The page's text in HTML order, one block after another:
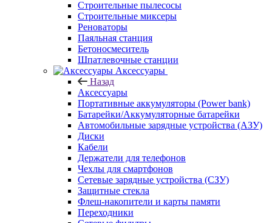
Строительные пылесосы
Строительные миксеры
Реноваторы
Паяльная станция
Бетоносмеситель
Шпатлевочные станции
Аксессуары
Назад
Аксессуары
Портативные аккумуляторы (Power bank)
Батарейки/Аккумуляторные батарейки
Автомобильные зарядные устройства (АЗУ)
Диски
Кабели
Держатели для телефонов
Чехлы для смартфонов
Сетевые зарядные устройства (СЗУ)
Защитные стекла
Флеш-накопители и карты памяти
Переходники